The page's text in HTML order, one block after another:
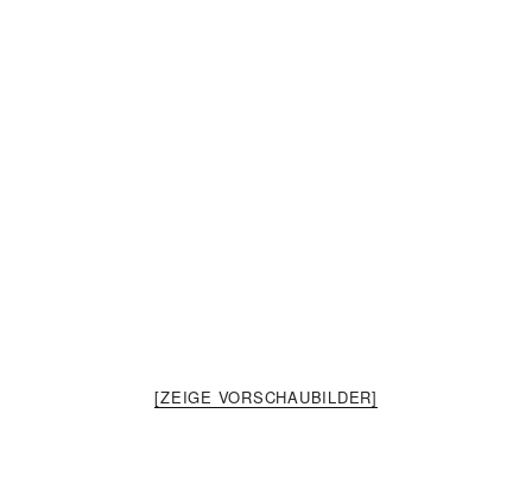
[ZEIGE VORSCHAUBILDER]